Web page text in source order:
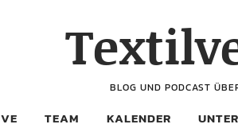
BLOG UND PODCAST
TEAM KALENDER